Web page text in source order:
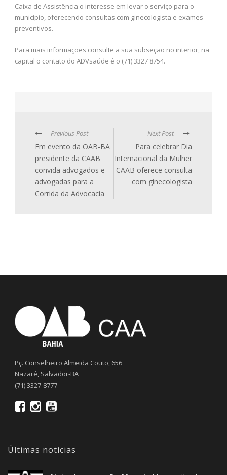
Caixa de Assistência o interesse em levar o serviço para o
município, oferecendo consultas com ginecologista e exames
preventivos.
Para mais informações consulte a sua subseção no interior, na
capital o contato do ADVsaúde é o (71) 3327 8754.
Previous Post
Em evento da OAB-BA
presidente da CAAB
convida advogados e
advogadas para a
Corrida da Advocacia
Next Post
Para celebrar Dia
Internacional da Mulher
CAAB oferece consulta
com ginecologista
Pç. Conselheiro Almeida Couto, 656
Nazaré, Salvador-BA
(71) 3327-8777
Últimas notícias